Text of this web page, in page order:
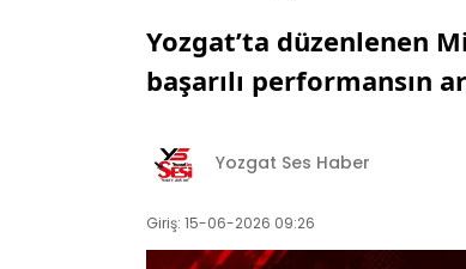
Yozgat’ta düzenlenen
başarılı performansın
Yozgat Ses Haber
Giriş: 15-06-2026 09:26